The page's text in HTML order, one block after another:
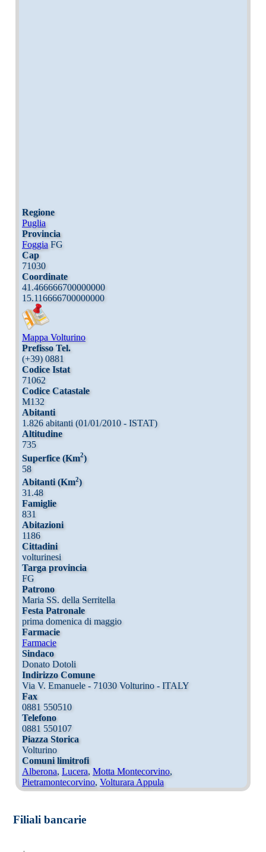
Regione
Puglia
Provincia
FoggiaFG
Cap
71030
Coordinate
41.466666700000000
15.116666700000000
Mappa Volturino
Prefisso Tel.
(+39) 0881
Codice Istat
71062
Codice Catastale
M132
Abitanti
1.826 abitanti (01/01/2010 - ISTAT)
Altitudine
735
Superfice (Km2)
58
Abitanti (Km2)
31.48
Famiglie
831
Abitazioni
1186
Cittadini
volturinesi
Targa provincia
FG
Patrono
Maria SS. della Serritella
Festa Patronale
prima domenica di maggio
Farmacie
Farmacie
Sindaco
Donato Dotoli
Indirizzo Comune
Via V. Emanuele - 71030 Volturino - ITALY
Fax
0881 550510
Telefono
0881 550107
Piazza Storica
Volturino
Comuni limitrofi
Alberona, Lucera, Motta Montecorvino,
Pietramontecorvino, Volturara Appula
Filiali bancarie